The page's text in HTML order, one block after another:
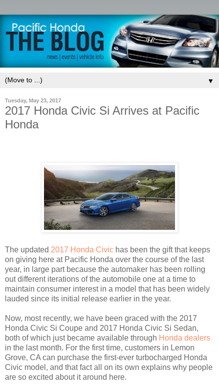
▼
Tuesday, May 23, 2017
2017 Honda Civic Si Arrives at Pacific
Honda
The updated 2017 Honda Civic has been the gift that keeps
on giving here at Pacific Honda over the course of the last
year, in large part because the automaker has been rolling
out different iterations of the automobile one at a time to
maintain consumer interest in a model that has been widely
lauded since its initial release earlier in the year.
Now, most recently, we have been graced with the 2017
Honda Civic Si Coupe and 2017 Honda Civic Si Sedan,
both of which just became available through Honda dealers
in the last month. For the first time, customers in Lemon
Grove, CA can purchase the first-ever turbocharged Honda
Civic model, and that fact all on its own explains why people
are so excited about it around here.